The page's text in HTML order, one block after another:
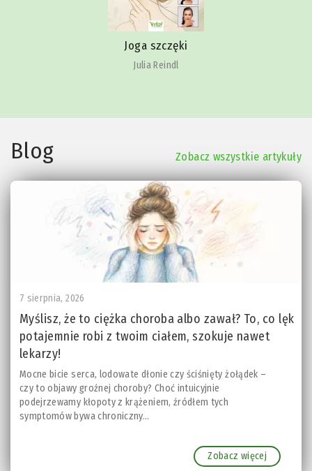
Joga szczęki
Julia Reindl
Blog Zobacz wszystkie artykuły
7 sierpnia, 2026
Myślisz, że to ciężka choroba albo zawał? To, co lęk
potajemnie robi z twoim ciałem, szokuje nawet
lekarzy!
Mocne bicie serca, lodowate dłonie czy ściśnięty żołądek –
czy to objawy groźnej choroby? Choć intuicyjnie
podejrzewamy kłopoty z krążeniem, źródłem tych
symptomów bywa chroniczny...
Zobacz więcej